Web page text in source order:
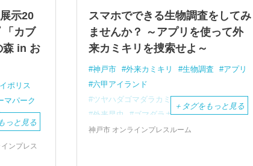
示20
「カブ
森 in お
ポリス
マパーク
in
な昆虫
っと見る
ンプレス
スマホでできる生物調査をしてみ
ませんか？ ～アプリを使って外
来カミキリを捜索せよ～
神戸市 外来カミキリ 生物調査
アプリ
六甲アイランド
ツヤハダゴマダラカミキリ
Biome
外来昆虫
ゴマダラカミキリ
親子で昆虫採集
カミキリポスト
＋ タグをもっと見る
神戸市 オンラインプレスルーム